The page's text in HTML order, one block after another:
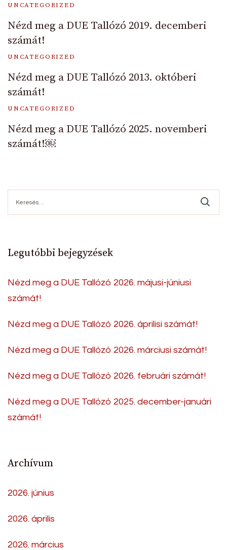
UNCATEGORIZED
Nézd meg a DUE Tallózó 2019. decemberi
számát!
UNCATEGORIZED
Nézd meg a DUE Tallózó 2013. októberi
számát!
UNCATEGORIZED
Nézd meg a DUE Tallózó 2025. novemberi
számát!￼
Legutóbbi bejegyzések
Nézd meg a DUE Tallózó 2026. májusi-júniusi
számát!
Nézd meg a DUE Tallózó 2026. áprilisi számát!
Nézd meg a DUE Tallózó 2026. márciusi számát!
Nézd meg a DUE Tallózó 2026. februári számát!
Nézd meg a DUE Tallózó 2025. december-januári
számát!
Archívum
2026. június
2026. április
2026. március